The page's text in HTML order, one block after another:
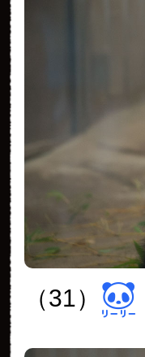
（31）